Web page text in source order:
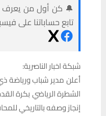
🔔 كن أول من يعرف
تابع حساباتنا على
شبكة اخبار الناصرية:
أعلن مدير شباب ورياضة
الشطرة الرياضي بكرة
إنجاز وصفه بالتاريخي